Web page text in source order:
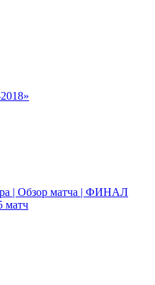
| Обзор матча | ФИНАЛ
матч